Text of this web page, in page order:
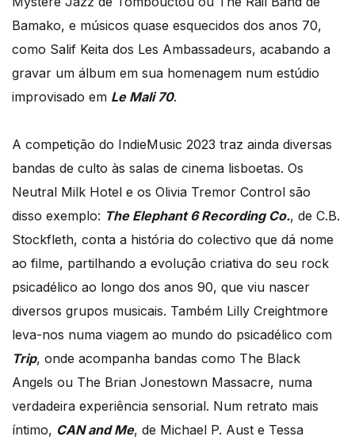
Bamako, e músicos quase esquecidos dos anos 70,
como Salif Keita dos Les Ambassadeurs, acabando a
gravar um álbum em sua homenagem num estúdio
improvisado em Le Mali 70.
A competição do IndieMusic 2023 traz ainda diversas
bandas de culto às salas de cinema lisboetas. Os
Neutral Milk Hotel e os Olivia Tremor Control são
disso exemplo: The Elephant 6 Recording Co., de C.B.
Stockfleth, conta a história do colectivo que dá nome
ao filme, partilhando a evolução criativa do seu rock
psicadélico ao longo dos anos 90, que viu nascer
diversos grupos musicais. Também Lilly Creightmore
leva-nos numa viagem ao mundo do psicadélico com
Trip, onde acompanha bandas como The Black
Angels ou The Brian Jonestown Massacre, numa
verdadeira experiência sensorial. Num retrato mais
íntimo, CAN and Me, de Michael P. Aust e Tessa